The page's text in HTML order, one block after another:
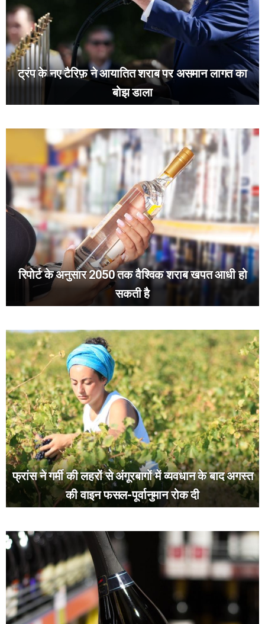
ट्रंप के नए टैरिफ़ ने आयातित शराब पर असमान लागत का
बोझ डाला
रिपोर्ट के अनुसार 2050 तक वैश्विक शराब खपत आधी हो
सकती है
फ्रांस ने गर्मी की लहरों से अंगूरबागों में व्यवधान के बाद अगस्त
की वाइन फसल-पूर्वानुमान रोक दी